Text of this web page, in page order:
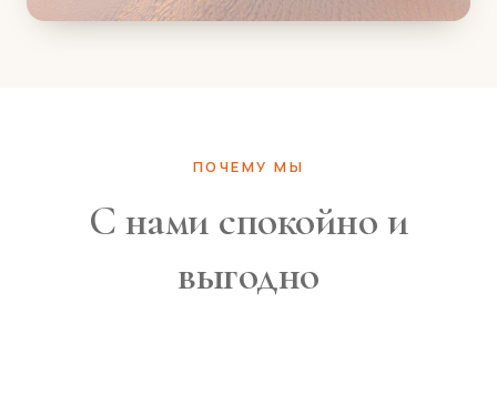
ПОЧЕМУ МЫ
С нами спокойно и
выгодно